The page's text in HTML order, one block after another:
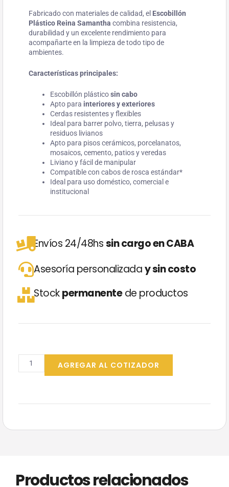
Fabricado con materiales de calidad, el Escobillón
Plástico Reina Samantha combina resistencia,
durabilidad y un excelente rendimiento para
acompañarte en la limpieza de todo tipo de
ambientes.
Características principales:
Escobillón plásticosin cabo
Apto para interiores y exteriores
Cerdas resistentes y flexibles
Ideal para barrer polvo, tierra, pelusas y
residuos livianos
Apto para pisos cerámicos, porcelanatos,
mosaicos, cemento, patios y veredas
Liviano y fácil de manipular
Compatible con cabos de rosca estándar*
Ideal para uso doméstico, comercial e
institucional
Envíos 24/48hssin cargo en CABA
Asesoría personalizaday sin costo
Stockpermanentede productos
Reina
Samantha
AGREGAR AL COTIZADOR
Productos relacionados